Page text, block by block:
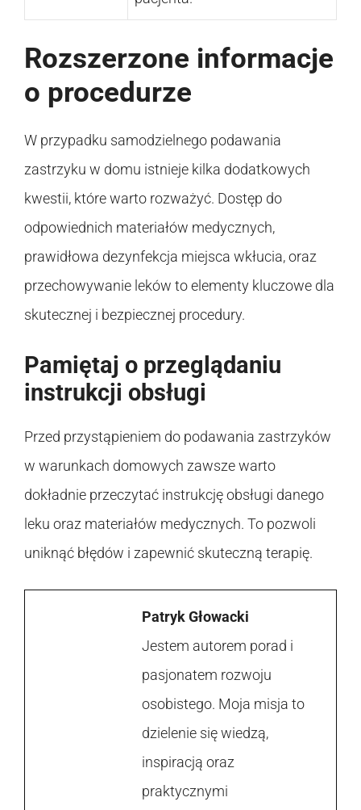
Rozszerzone informacje
o procedurze
W przypadku samodzielnego podawania
zastrzyku w domu istnieje kilka dodatkowych
kwestii, które warto rozważyć. Dostęp do
odpowiednich materiałów medycznych,
prawidłowa dezynfekcja miejsca wkłucia, oraz
przechowywanie leków to elementy kluczowe dla
skutecznej i bezpiecznej procedury.
Pamiętaj o przeglądaniu
instrukcji obsługi
Przed przystąpieniem do podawania zastrzyków
w warunkach domowych zawsze warto
dokładnie przeczytać instrukcję obsługi danego
leku oraz materiałów medycznych. To pozwoli
uniknąć błędów i zapewnić skuteczną terapię.
Patryk Głowacki
Jestem autorem porad i
pasjonatem rozwoju
osobistego. Moja misja to
dzielenie się wiedzą,
inspiracją oraz
praktycznymi